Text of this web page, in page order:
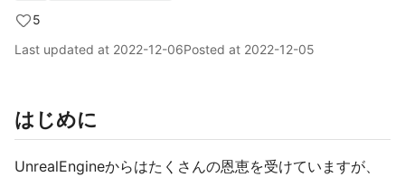
5
Last updated at 2022-12-06Posted at 2022-12-05
はじめに
UnrealEngineからはたくさんの恩恵を受けていますが、